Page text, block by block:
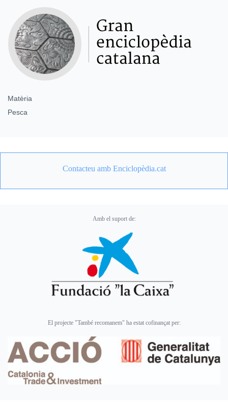
Matèria
Pesca
Contacteu amb Enciclopèdia.cat
Amb el suport de:
El projecte "També recomanem" ha estat cofinançat per: